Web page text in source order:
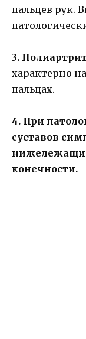
пальцев рук.
3.
характерно
пальцах.
4. При
суставов
конечности.